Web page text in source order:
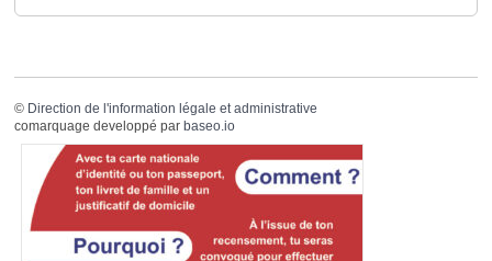
© Direction de l'information légale et administrative
comarquage developpé par baseo.io